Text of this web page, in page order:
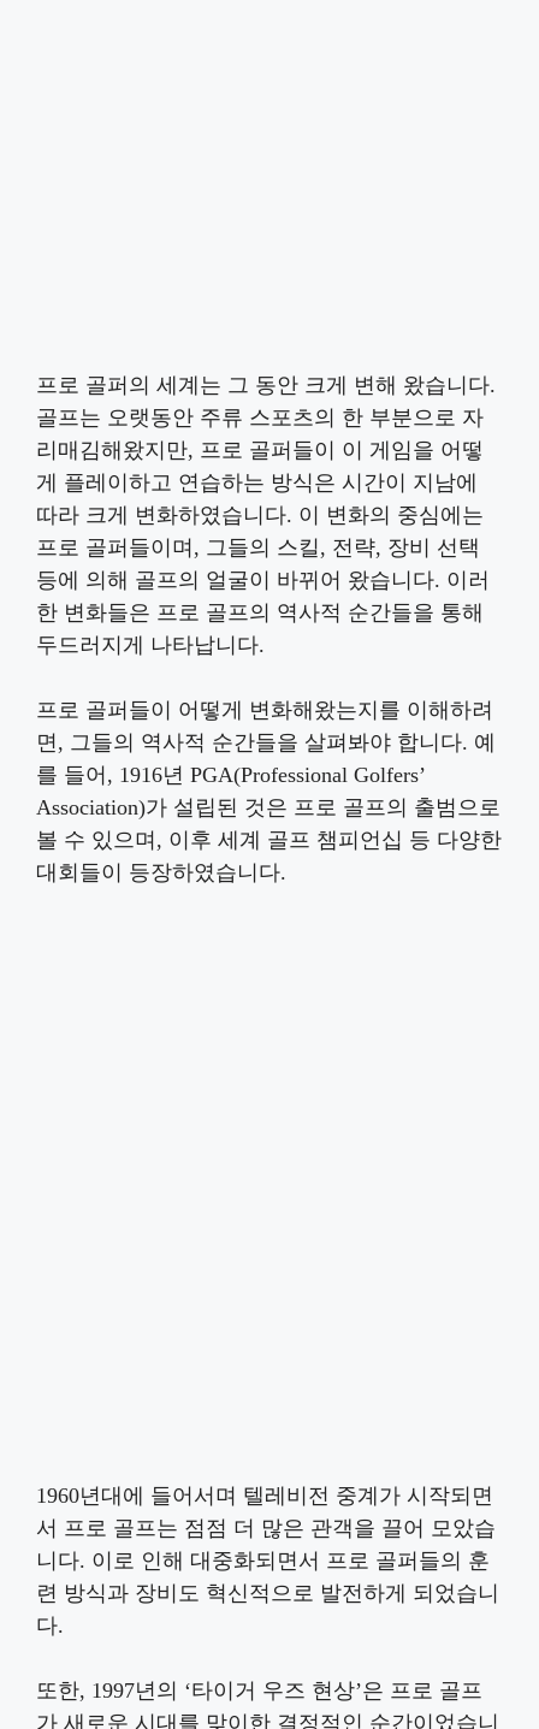
프로 골퍼의 세계는 그 동안 크게 변해 왔습니다.
골프는 오랫동안 주류 스포츠의 한 부분으로 자
리매김해왔지만, 프로 골퍼들이 이 게임을 어떻
게 플레이하고 연습하는 방식은 시간이 지남에
따라 크게 변화하였습니다. 이 변화의 중심에는
프로 골퍼들이며, 그들의 스킬, 전략, 장비 선택
등에 의해 골프의 얼굴이 바뀌어 왔습니다. 이러
한 변화들은 프로 골프의 역사적 순간들을 통해
두드러지게 나타납니다.
프로 골퍼들이 어떻게 변화해왔는지를 이해하려
면, 그들의 역사적 순간들을 살펴봐야 합니다. 예
를 들어, 1916년 PGA(Professional Golfers’
Association)가 설립된 것은 프로 골프의 출범으로
볼 수 있으며, 이후 세계 골프 챔피언십 등 다양한
대회들이 등장하였습니다.
1960년대에 들어서며 텔레비전 중계가 시작되면
서 프로 골프는 점점 더 많은 관객을 끌어 모았습
니다. 이로 인해 대중화되면서 프로 골퍼들의 훈
련 방식과 장비도 혁신적으로 발전하게 되었습니
다.
또한, 1997년의 ‘타이거 우즈 현상’은 프로 골프
가 새로운 시대를 맞이한 결정적인 순간이었습니